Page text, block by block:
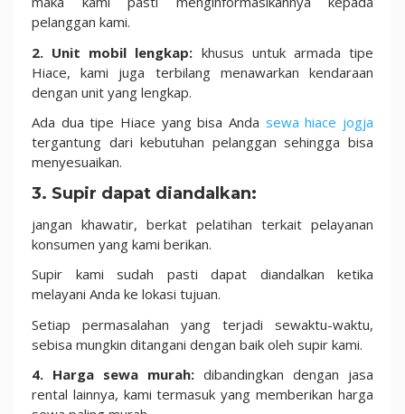
pelanggan kami.
2. Unit mobil lengkap: khusus untuk armada tipe
Hiace, kami juga terbilang menawarkan kendaraan
dengan unit yang lengkap.
Ada dua tipe Hiace yang bisa Anda sewa hiace jogja
tergantung dari kebutuhan pelanggan sehingga bisa
menyesuaikan.
3. Supir dapat diandalkan:
jangan khawatir, berkat pelatihan terkait pelayanan
konsumen yang kami berikan.
Supir kami sudah pasti dapat diandalkan ketika
melayani Anda ke lokasi tujuan.
Setiap permasalahan yang terjadi sewaktu-waktu,
sebisa mungkin ditangani dengan baik oleh supir kami.
4. Harga sewa murah: dibandingkan dengan jasa
rental lainnya, kami termasuk yang memberikan harga